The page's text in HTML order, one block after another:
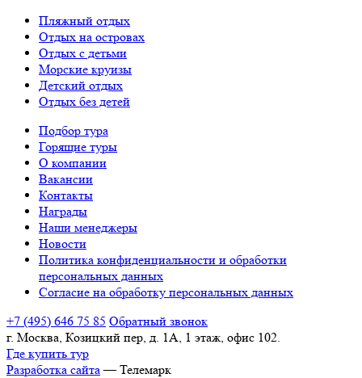
Пляжный отдых
Отдых на островах
Отдых с детьми
Морские круизы
Детский отдых
Отдых без детей
Подбор тура
Горящие туры
О компании
Вакансии
Контакты
Награды
Наши менеджеры
Новости
Политика конфиденциальности и обработки
персональных данных
Согласие на обработку персональных данных
+7 (495) 646 75 85 Обратный звонок
г. Москва, Козицкий пер, д. 1А, 1 этаж, офис 102.
Где купить тур
Разработка сайта— Телемарк